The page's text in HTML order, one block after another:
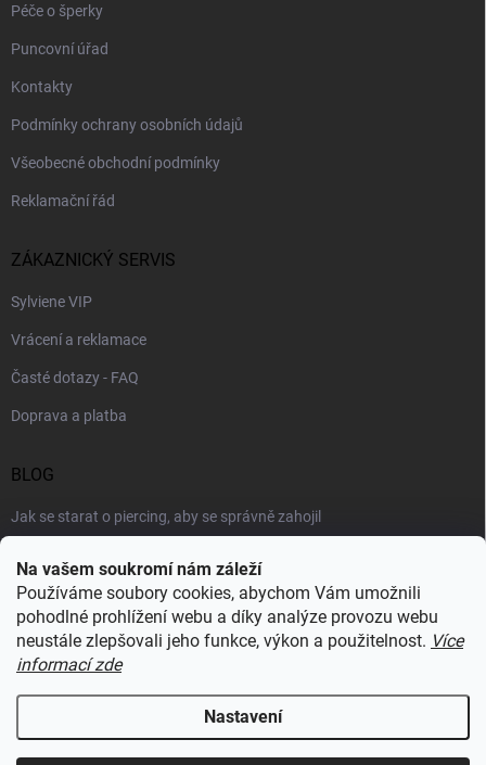
Na vašem soukromí nám záleží
Používáme soubory cookies, abychom Vám umožnili
pohodlné prohlížení webu a díky analýze provozu webu
neustále zlepšovali jeho funkce, výkon a použitelnost. Více
informací zde
Nastavení
Péče o šperky
Puncovní úřad
Kontakty
Podmínky ochrany osobních údajů
Všeobecné obchodní podmínky
Reklamační řád
ZÁKAZNICKÝ SERVIS
Sylviene VIP
Vrácení a reklamace
Časté dotazy - FAQ
Doprava a platba
BLOG
Jak se starat o piercing, aby se správně zahojil
Šperky a voda: co šperkům vadí nejvíc a proč
Copyright 2026Sylviene. Všechna práva vyhrazena.Upravit nastavení